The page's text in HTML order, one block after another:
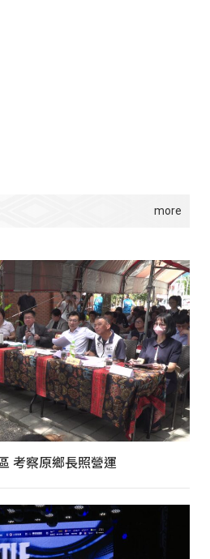
考察原鄉長照營運